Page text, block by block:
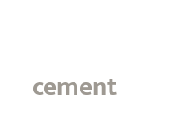
cement